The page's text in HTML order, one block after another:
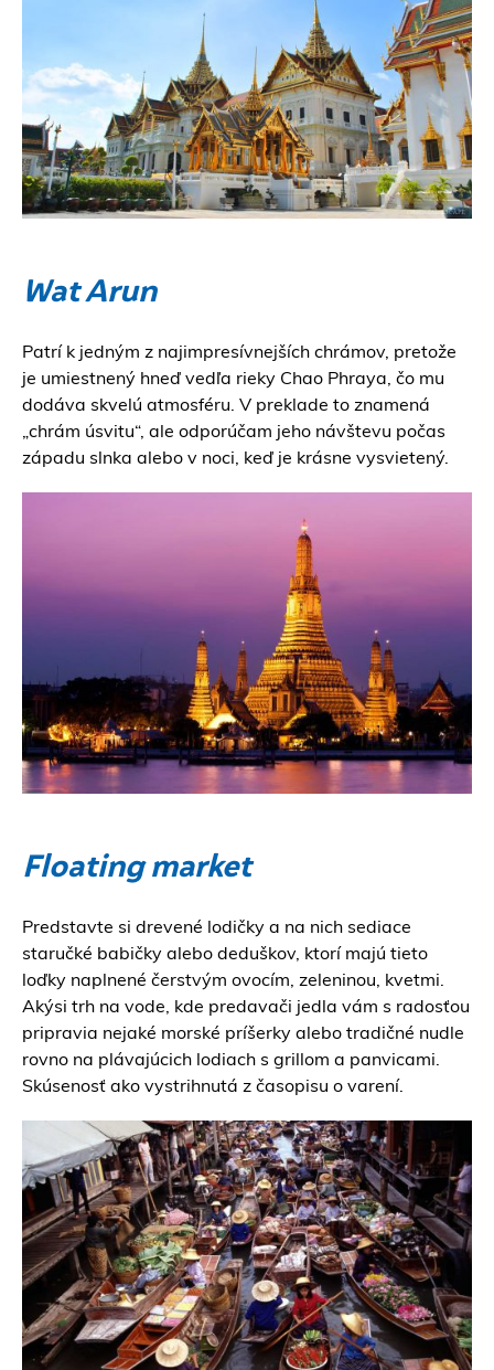
Wat Arun
Patrí k jedným z najimpresívnejších chrámov, pretože
je umiestnený hneď vedľa rieky Chao Phraya, čo mu
dodáva skvelú atmosféru. V preklade to znamená
„chrám úsvitu“, ale odporúčam jeho návštevu počas
západu slnka alebo v noci, keď je krásne vysvietený.
Floating market
Predstavte si drevené lodičky a na nich sediace
staručké babičky alebo deduškov, ktorí majú tieto
loďky naplnené čerstvým ovocím, zeleninou, kvetmi.
Akýsi trh na vode, kde predavači jedla vám s radosťou
pripravia nejaké morské príšerky alebo tradičné nudle
rovno na plávajúcich lodiach s grillom a panvicami.
Skúsenosť ako vystrihnutá z časopisu o varení.